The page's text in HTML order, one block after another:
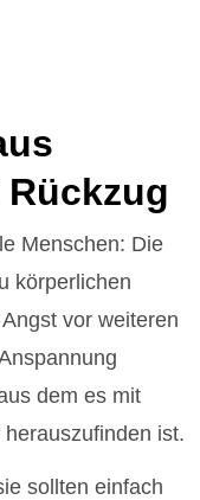
Menschen: Die
körperlichen
vor weiteren
dem es mit
ist.
sollten einfach